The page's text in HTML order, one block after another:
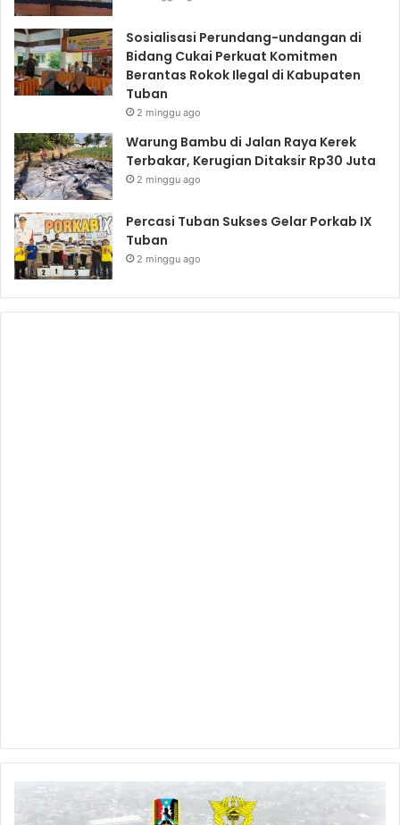
Sosialisasi Perundang-undangan di
Bidang Cukai Perkuat Komitmen
Berantas Rokok Ilegal di Kabupaten
Tuban
2 minggu ago
Warung Bambu di Jalan Raya Kerek
Terbakar, Kerugian Ditaksir Rp30 Juta
2 minggu ago
Percasi Tuban Sukses Gelar Porkab IX
Tuban
2 minggu ago